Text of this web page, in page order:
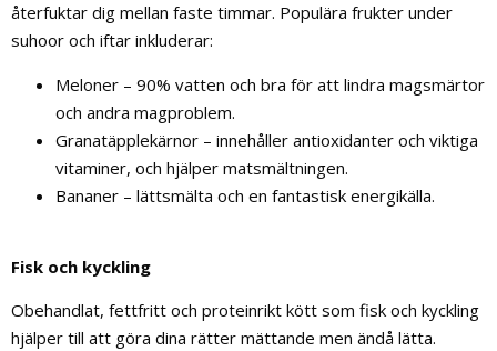
återfuktar dig mellan faste timmar. Populära frukter under
suhoor och iftar inkluderar:
Meloner – 90% vatten och bra för att lindra magsmärtor
och andra magproblem.
Granatäpplekärnor – innehåller antioxidanter och viktiga
vitaminer, och hjälper matsmältningen.
Bananer – lättsmälta och en fantastisk energikälla.
Fisk och kyckling
Obehandlat, fettfritt och proteinrikt kött som fisk och kyckling
hjälper till att göra dina rätter mättande men ändå lätta.